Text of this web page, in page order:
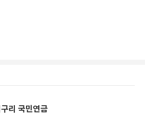
리 국민연금